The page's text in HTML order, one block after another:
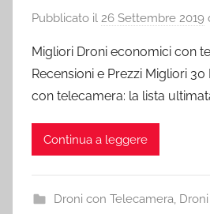
Pubblicato il 26 Settembre 2019
Migliori Droni economici con
Recensioni e Prezzi Migliori
con telecamera: la lista
Continua a leggere
Droni con Telecamera,